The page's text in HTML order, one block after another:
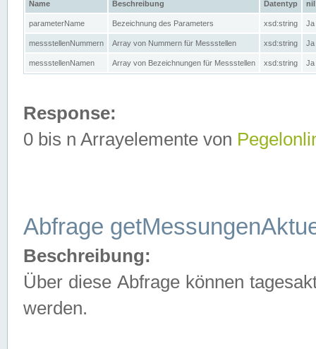
Name Beschreibung Datentyp nil
parameterName Bezeichnung des Parameters xsd:string Ja
messstellenNummern Array von Nummern für Messstellen xsd:string Ja
messstellenNamen Array von Bezeichnungen für Messstellen xsd:string Ja
Response:
0 bis n Arrayelemente von
Abfrage
Beschreibung:
Über diese Abfrage können
werden.